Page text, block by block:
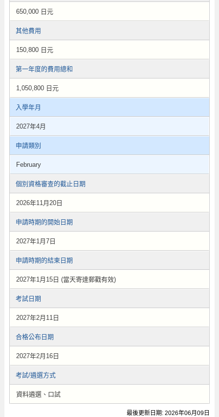
650,000 日元
其他費用
150,800 日元
第一年度的費用總和
1,050,800 日元
入學年月
2027年4月
申請類別
February
個別資格審查的截止日期
2026年11月20日
申請時期的開始日期
2027年1月7日
申請時期的結束日期
2027年1月15日 (當天寄達郵戳有效)
考試日期
2027年2月11日
合格公布日期
2027年2月16日
考試/遴選方式
資料遴選、口試
最後更新日期: 2026年06月09日